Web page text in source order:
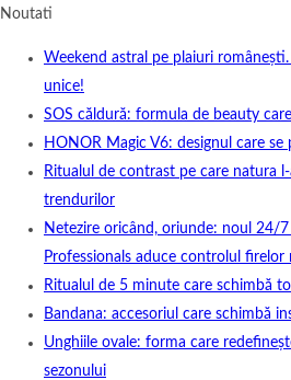
Noutati
Weekend astral pe plaiuri
unice!
SOS căldură: formula de beauty
HONOR Magic V6: designul care se
Ritualul de contrast pe care natura
trendurilor
Netezire oricând, oriunde: noul 24/
Professionals aduce controlul
Ritualul de 5 minute care schimbă
Bandana: accesoriul care schimbă
Unghiile ovale: forma care
sezonului